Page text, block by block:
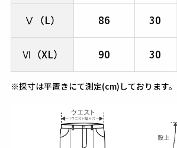
Ⅴ（L） 86 30
Ⅵ（XL） 90 30
※採寸は平置きにて測定(cm)しております。